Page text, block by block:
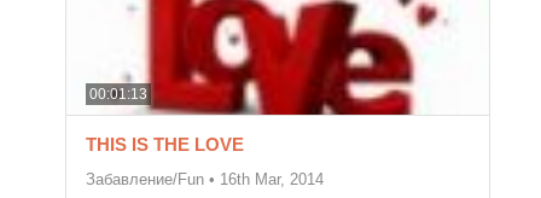
00:01:13
THIS IS THE LOVE
Забавление/Fun • 16th Mar, 2014